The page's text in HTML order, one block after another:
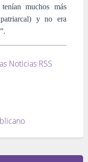
muchos más
y no era
Noticias RSS